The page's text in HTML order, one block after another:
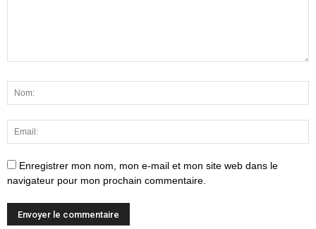
Enregistrer mon nom, mon e-mail et mon site web dans le
navigateur pour mon prochain commentaire.